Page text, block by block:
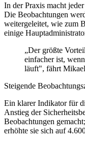
In der Praxis macht
Die Beobachtungen
weitergeleitet, wie zum
einige
„Der größte
einfacher ist,
läuft", fährt
Steigende
Ein klarer Indikator für
Anstieg der
Beobachtungen
erhöhte sie sich auf